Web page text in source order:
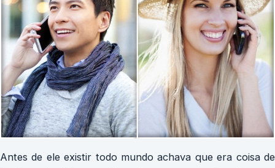
Antes de ele existir todo mundo achava que era coisa de